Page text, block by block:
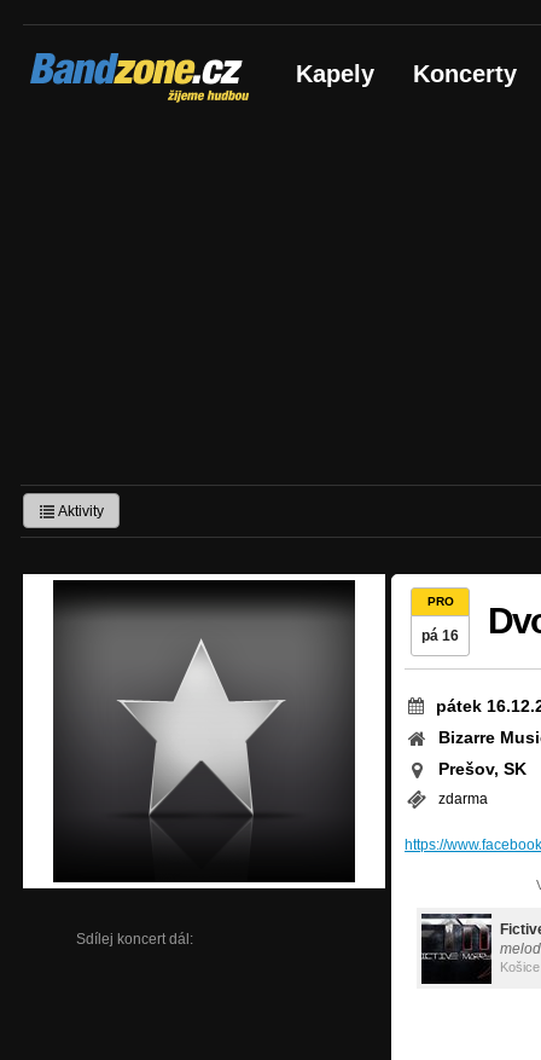
Bandzone.cz
žijeme hudbou Kapely Koncerty
Aktivity
Sdílej koncert dál:
PRO
pá 16
pátek
Bizarre
Prešov, SK
zdarma
https://
Košice